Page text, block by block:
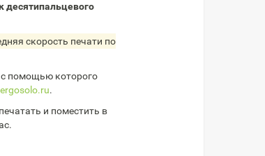
скорость печати по
помощью которого
.
и поместить в